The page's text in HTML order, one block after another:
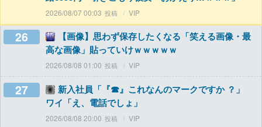
2026/08/07 00:03 VIP
26
【画像】思わず保存したくなる「笑える画像・最
高な画像」貼っていけｗｗｗｗｗ
2026/08/08 01:00 VIP
27
新入社員「『☎︎』これなんのマークですか ？」
ワイ「え、電話でしょ」
2026/08/08 20:00 VIP